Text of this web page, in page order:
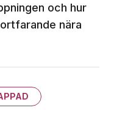
och hur
nära